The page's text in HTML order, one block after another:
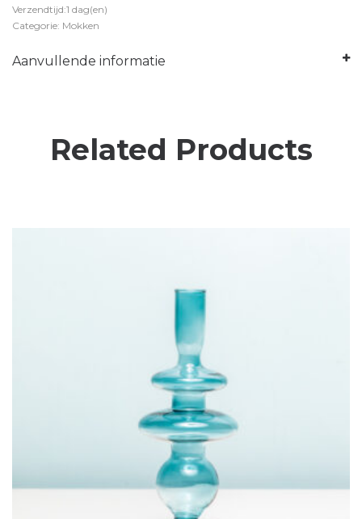
Verzendtijd:1 dag(en)
Categorie: Mokken
Aanvullende informatie
Related Products